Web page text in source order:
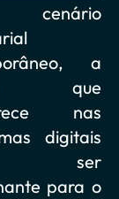
a
que
nas
digitais
ser
para o